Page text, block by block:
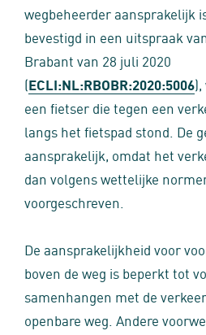
wegbeheerder aansprakelijk
bevestigd in een uitspraak
Brabant van 28 juli 2020
(ECLI:NL:RBOBR:2020:5006
een fietser die tegen een
langs het fietspad stond. De
aansprakelijk, omdat het
dan volgens wettelijke
voorgeschreven.
De aansprakelijkheid voor
boven de weg is beperkt tot
samenhangen met de
openbare weg. Andere